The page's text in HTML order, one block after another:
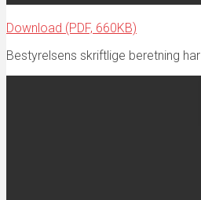
Download (PDF, 660KB)
Bestyrelsens skriftlige beretning